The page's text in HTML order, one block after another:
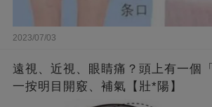
2023/07/03
遠視、近視、眼睛痛？頭上有一個
一按明目開竅、補氣【壯*陽】